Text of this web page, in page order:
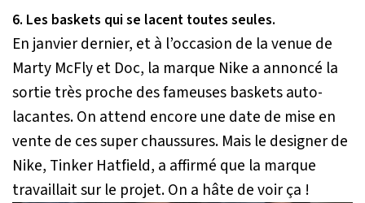
6. Les baskets qui se lacent toutes seules.
En janvier dernier, et à l’occasion de la venue de
Marty McFly et Doc, la marque Nike a annoncé la
sortie très proche des fameuses baskets auto-
lacantes. On attend encore une date de mise en
vente de ces super chaussures. Mais le designer de
Nike, Tinker Hatfield, a affirmé que la marque
travaillait sur le projet. On a hâte de voir ça !